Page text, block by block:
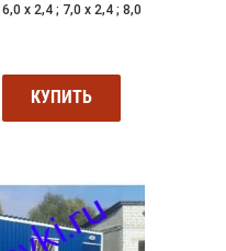
х 2,4 ; 7,0 х 2,4 ; 8,0
КУПИТЬ